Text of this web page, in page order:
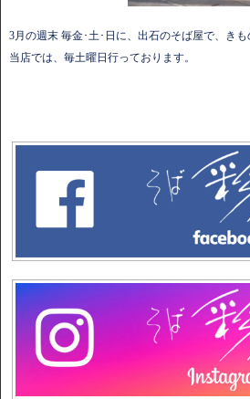
3月の週末 毎金･土･日に、出石のそば屋で、きも
当店では、毎土曜日行っております。